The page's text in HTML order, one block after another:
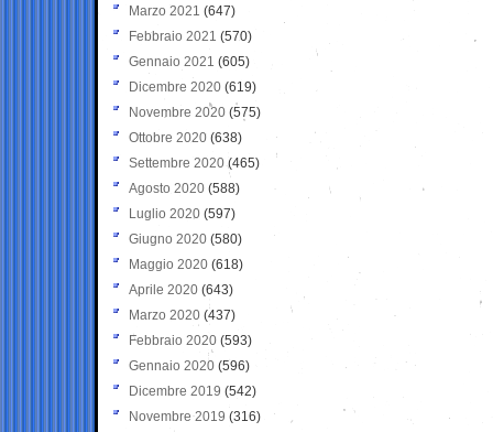
Marzo 2021 (647)
Febbraio 2021 (570)
Gennaio 2021 (605)
Dicembre 2020 (619)
Novembre 2020 (575)
Ottobre 2020 (638)
Settembre 2020(465)
Agosto 2020 (588)
Luglio 2020 (597)
Giugno 2020 (580)
Maggio 2020 (618)
Aprile 2020 (643)
Marzo 2020 (437)
Febbraio 2020 (593)
Gennaio 2020 (596)
Dicembre 2019 (542)
Novembre 2019 (316)